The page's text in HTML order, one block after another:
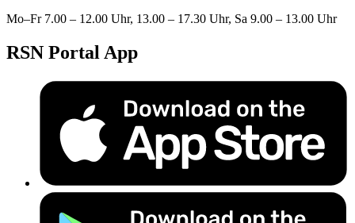
Mo–Fr 7.00 – 12.00 Uhr, 13.00 – 17.30 Uhr, Sa 9.00 – 13.00 Uhr
RSN Portal App